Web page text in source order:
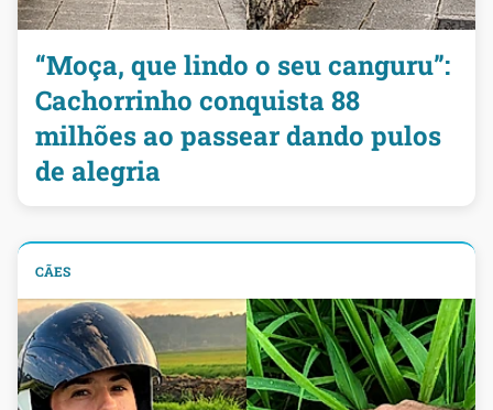
“Moça, que lindo o seu canguru”:
Cachorrinho conquista 88
milhões ao passear dando pulos
de alegria
CÃES